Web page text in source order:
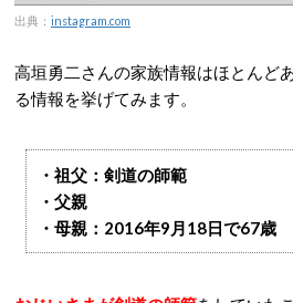
出典： instagram.com
高垣勇二さんの家族情報はほとんど
る情報を挙げてみます。
・祖父：剣道の師範
・父親
・母親：2016年9月18日で67歳